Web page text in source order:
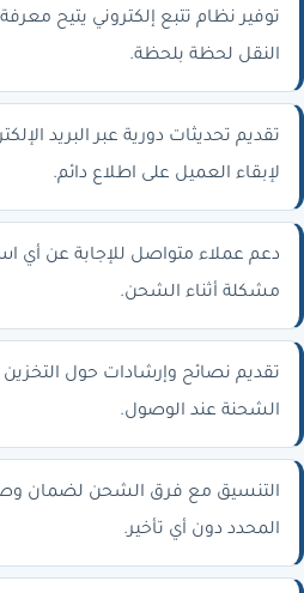
توفير نظام تتبع إلكتروني يتيح
النقل لحظة بلحظة.
تقديم تحديثات دورية عبر البريد
لإبقاء العميل على اطلاع دائم.
دعم عملاء متواصل للإجابة عن أي
مشكلة أثناء الشحن.
تقديم نصائح وإرشادات حول
الشحنة عند الوصول.
التنسيق مع فرق الشحن لضمان
المحدد دون أي تأخير.